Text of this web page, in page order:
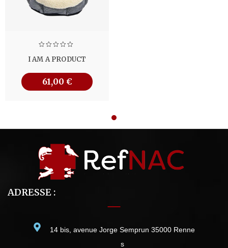
I AM A PRODUCT
61,00 €
ADRESSE :
14 bis, avenue Jorge Semprun 35000 Renne
s